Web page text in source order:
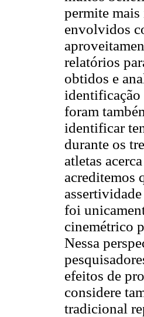
permite mais
envolvidos
relatórios
obtidos e
identificação
foram
identificar
durante os
atletas
acreditemos
foi
cinemétrico
Nessa
efeitos de
considere
tradicional